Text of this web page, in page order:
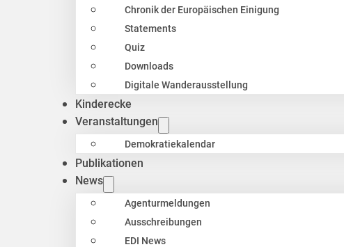
Chronik der Europäischen Einigung
Statements
Quiz
Downloads
Digitale Wanderausstellung
Kinderecke
Veranstaltungen
Demokratiekalendar
Publikationen
News
Agenturmeldungen
Ausschreibungen
EDI News